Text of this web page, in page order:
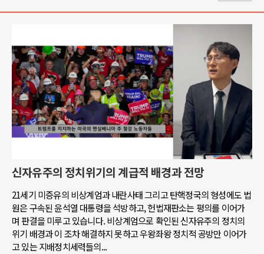
신자유주의 정치위기의 계급적 배경과 전망
21세기 미증유의 비상계엄과 내란사태 그리고 탄핵정국의 형성에도 법
원은 구속된 윤석열 대통령을 석방하고, 헌법재판소는 평의를 이어가
며 판결을 미루고 있습니다. 비상계엄으로 확인된 신자유주의 정치의
위기 배경과 이 조차 해결하지 못하고 우왕좌왕 정치적 공방만 이어가
고 있는 지배정치세력들의...